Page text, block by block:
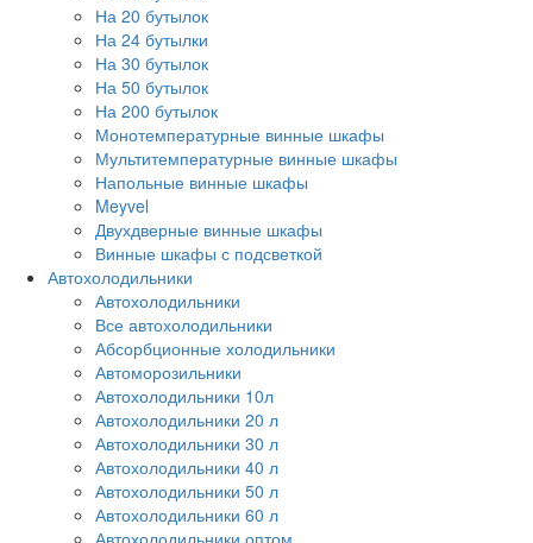
На 20 бутылок
На 24 бутылки
На 30 бутылок
На 50 бутылок
На 200 бутылок
Монотемпературные винные шкафы
Мультитемпературные винные шкафы
Напольные винные шкафы
Meyvel
Двухдверные винные шкафы
Винные шкафы с подсветкой
Автохолодильники
Автохолодильники
Все автохолодильники
Абсорбционные холодильники
Автоморозильники
Автохолодильники 10л
Автохолодильники 20 л
Автохолодильники 30 л
Автохолодильники 40 л
Автохолодильники 50 л
Автохолодильники 60 л
Автохолодильники оптом